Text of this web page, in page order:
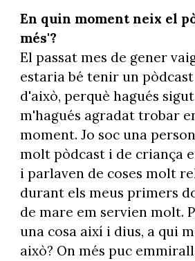
En quin moment neix el
més'?
El passat mes de gener
estaria bé tenir un
d'això, perquè hagués
m'hagués agradat trobar
moment. Jo soc una
molt pòdcast i de criança
i parlaven de coses molt
durant els meus primers
de mare em servien molt.
una cosa així i dius, a qui
això? On més puc